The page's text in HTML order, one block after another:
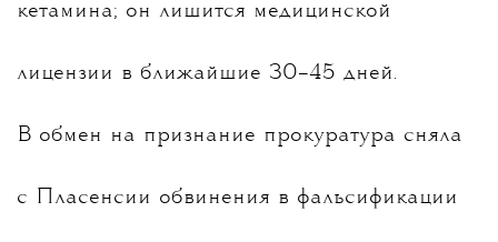
кетамина; он лишится медицинской
лицензии в ближайшие 30–45 дней.
В обмен на признание прокуратура сняла
с Пласенсии обвинения в фальсификации